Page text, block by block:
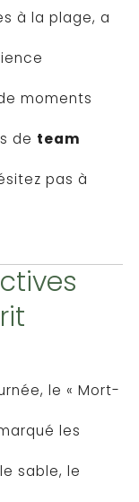
à la plage, a
moments
de team
pas à
le « Mort-
les
sable, le